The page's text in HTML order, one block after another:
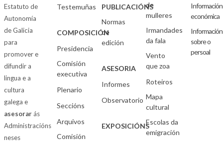
Estatuto de
Autonomía
de Galicia
para
promover e
difundir a
lingua e a
cultura
galega e
asesorarás
Administracións
neses
Testemuñas
COMPOSICIÓN
Presidencia
Comisión
executiva
Plenario
Seccións
Arquivos
Comisión
PUBLICACIÓNS
Normas
de
edición
ASESORIA
Informes
Observatorio
EXPOSICIÓNS
de
mulleres
Irmandades
da fala
Vento
que zoa
Roteiros
Mapa
cultural
Escolas da
emigración
Información
económica
Información
sobre o
persoal